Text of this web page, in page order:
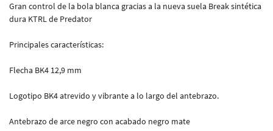
Gran control de la bola blanca gracias a la nueva suela Break sintética
dura KTRL de Predator
Principales características:
Flecha BK4 12,9 mm
Logotipo BK4 atrevido y vibrante a lo largo del antebrazo.
Antebrazo de arce negro con acabado negro mate